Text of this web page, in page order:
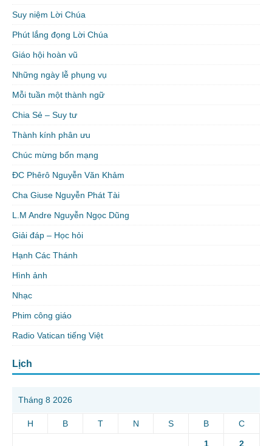
Suy niệm Lời Chúa
Phút lắng đọng Lời Chúa
Giáo hội hoàn vũ
Những ngày lễ phụng vụ
Mỗi tuần một thành ngữ
Chia Sẻ – Suy tư
Thành kính phân ưu
Chúc mừng bổn mạng
ĐC Phêrô Nguyễn Văn Khảm
Cha Giuse Nguyễn Phát Tài
L.M Andre Nguyễn Ngọc Dũng
Giải đáp – Học hỏi
Hạnh Các Thánh
Hình ảnh
Nhạc
Phim công giáo
Radio Vatican tiếng Việt
Lịch
Tháng 8 2026
H B T N S B C
1 2